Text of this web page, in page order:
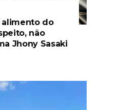
alimento do
não
Jhony Sasaki